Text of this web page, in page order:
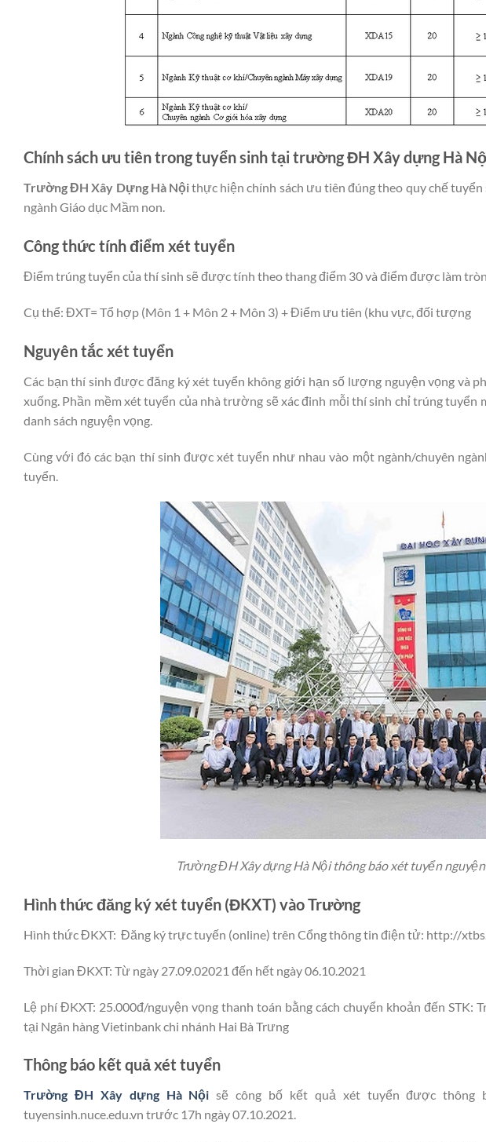
Chính sách ưu tiên trong tuyển sinh tại trườngĐH Xây dựng Hà
Trường ĐH Xây Dựng Hà Nộithực hiện chính sách ưu tiên đúng theo quy chế
ngành Giáo dục Mầm non.
Công thức tính điểm xét tuyển
Điểm trúng tuyển của thí sinh sẽ được tính theo thang điểm 30 và điểm được làm
Cụ thể: ĐXT= Tổ hợp (Môn 1 + Môn 2 + Môn 3) + Điểm ưu tiên (khu vực, đối tượng
Nguyên tắc xét tuyển
Các bạn thí sinh được đăng ký xét tuyển không giới hạn số lượng nguyện vọng và
xuống. Phần mềm xét tuyển của nhà trường sẽ xác đinh mỗi thí sinh chỉ trúng
danh sách nguyện vọng.
Cùng với đó các bạn thí sinh được xét tuyển như nhau vào một ngành/chuyên
tuyển.
Trường ĐH Xây dựng Hà Nội thông báo xét tuyển
Hình thức đăng ký xét tuyển (ĐKXT) vào Trường
Hình thức ĐKXT: Đăng ký trực tuyến (online) trên Cổng thông tin điện tử: http://
Thời gian ĐKXT: Từ ngày 27.09.02021 đến hết ngày 06.10.2021
Lệ phí ĐKXT: 25.000đ/nguyện vọng thanh toán bằng cách chuyển khoản đến
tại Ngân hàng Vietinbank chi nhánh Hai Bà Trưng
Thông báo kết quả xét tuyển
Trường ĐH Xây dựng Hà Nội sẽ công bố kết quả xét tuyển được thông
tuyensinh.nuce.edu.vn trước 17h ngày 07.10.2021.